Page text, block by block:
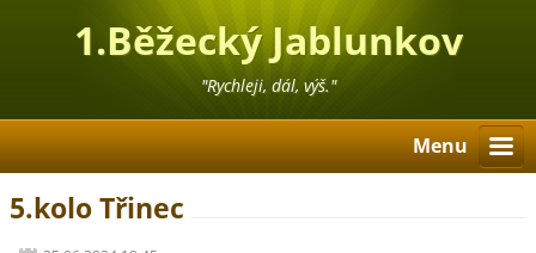
1.Běžecký Jablunkov
"Rychleji, dál, výš."
Menu
5.kolo Třinec